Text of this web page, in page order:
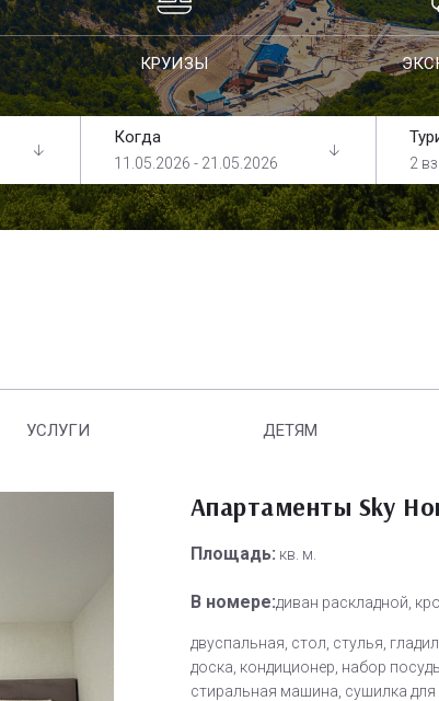
КРУИЗЫ
Когда
11.05.2026 - 21.05.2026 2
УСЛУГИ ДЕТЯМ
Апартаменты Sky
Площадь: кв. м.
В номере:диван раскладной,
двуспальная, стол, стулья,
доска, кондиционер, набор
стиральная машина, сушилка для